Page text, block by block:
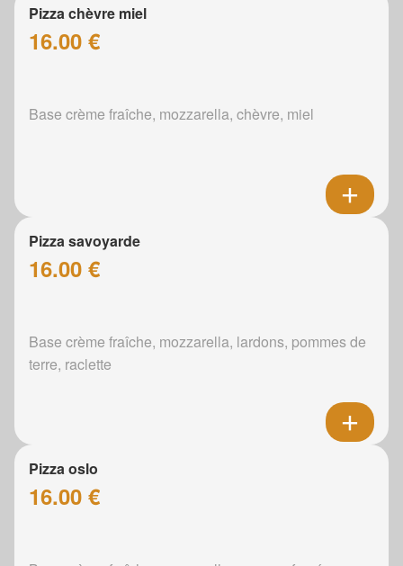
Pizza chèvre miel
16.00 €
Base crème fraîche, mozzarella, chèvre, miel
Pizza savoyarde
16.00 €
Base crème fraîche, mozzarella, lardons, pommes de
terre, raclette
Pizza oslo
16.00 €